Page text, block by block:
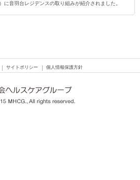
に音羽台レジデンスの取り組みが紹介されました。
サイトポリシー 個人情報保護方針